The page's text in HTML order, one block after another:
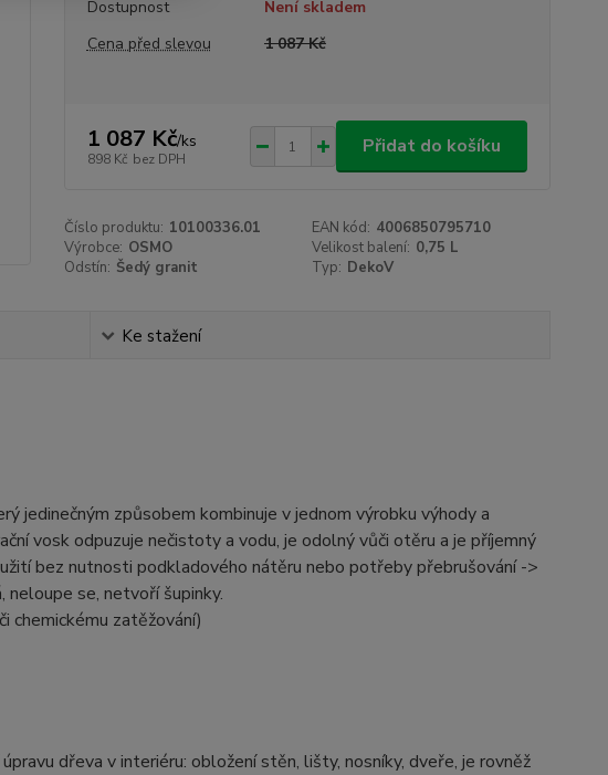
Dostupnost
Není skladem
Cena před slevou
1 087 Kč
1 087 Kč/ks
898 Kč bez DPH
Přidat do košíku
Číslo produktu: 10100336.01 EAN kód: 4006850795710
Výrobce: OSMO Velikost balení: 0,75 L
Odstín: Šedý granit Typ: DekoV
Ke stažení
jedinečným způsobem kombinuje v jednom výrobku výhody a
vosk odpuzuje nečistoty a vodu, je odolný vůči otěru a je příjemný
bez nutnosti podkladového nátěru nebo potřeby přebrušování ->
neloupe se, netvoří šupinky.
zatěžování)
dřeva v interiéru: obložení stěn, lišty, nosníky, dveře, je rovněž